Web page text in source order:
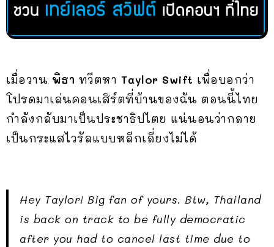
เมื่อวาน พิธา ทวีตหา Taylor Swift เพื่อบอกว่า
โปรดมาเล่นคอนเสิร์ตที่บ้านของฉัน ตอนนี้ไทย
กำลังกลับมาเป็นประชาธิปไตย แน่นอนว่ากลาย
เป็นกระแสไวรัลแบบหลีกเลี่ยงไม่ได้
Hey Taylor! Big fan of yours. Btw, Thailand
is back on track to be fully democratic
after you had to cancel last time due to